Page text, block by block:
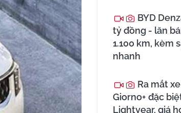
BYD
tỷ đồng - lăn
1.100 km, kèm
nhanh
Ra mắt
Giorno+ đặc
Lightyear, giá